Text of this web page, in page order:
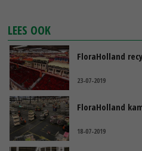
LEES OOK
FloraHolland
23-07-2019
FloraHolland
18-07-2019